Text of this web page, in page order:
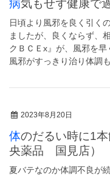
病気もせず健康
日頃より風邪を良く引く
ましたが、良くならず、
クＢＣＥx』が、風邪を
風邪がすっきり治り体調
2023年8月20日
体のだるい時に1本飲み体調管理しています（中
央薬品 国見店）
夏バテなのか体調不良が